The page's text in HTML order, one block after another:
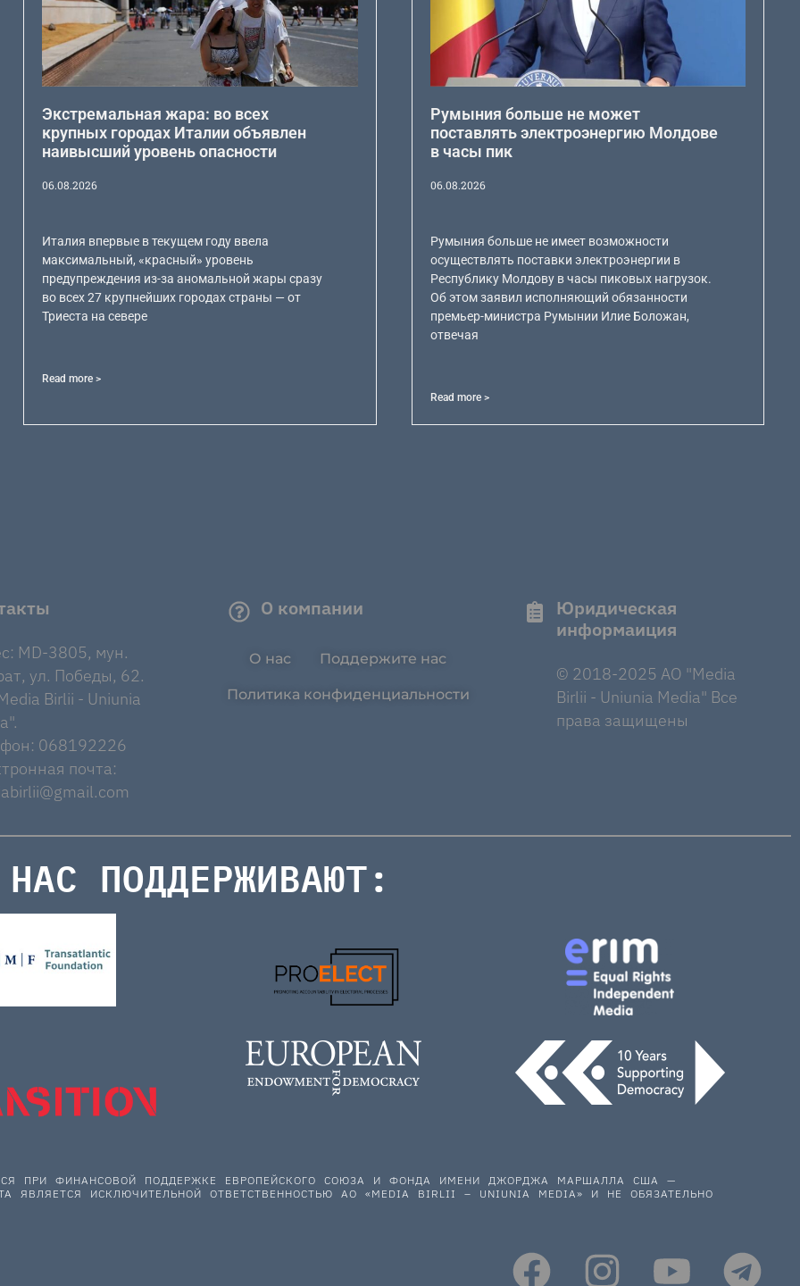
Экстремальная жара: во всех
крупных городах Италии объявлен
наивысший уровень опасности
06.08.2026
Италия впервые в текущем году ввела
максимальный, «красный» уровень
предупреждения из-за аномальной жары сразу
во всех 27 крупнейших городах страны — от
Триеста на севере
Read more >
Румыния больше не может
поставлять электроэнергию Молдове
в часы пик
06.08.2026
Румыния больше не имеет возможности
осуществлять поставки электроэнергии в
Республику Молдову в часы пиковых нагрузок.
Об этом заявил исполняющий обязанности
премьер-министра Румынии Илие Боложан,
отвечая
Read more >
MD-3805, мун.
ул. Победы, 62.
Birlii - Uniunia
068192226
почта:
О компании
О нас Поддержите нас
Политика конфиденциальности
Юридическая
информаиция
© 2018-2025 AO "Media
Birlii - Uniunia Media" Все
права защищены
НАС ПОДДЕРЖИВАЮТ:
ПРИ ФИНАНСОВОЙ ПОДДЕРЖКЕ ЕВРОПЕЙСКОГО СОЮЗА И ФОНДА ИМЕНИ ДЖОРДЖА МАРШАЛЛА США —
ЯВЛЯЕТСЯ ИСКЛЮЧИТЕЛЬНОЙ ОТВЕТСТВЕННОСТЬЮ АО «MEDIA BIRLII – UNIUNIA MEDIA» И НЕ ОБЯЗАТЕЛЬНО